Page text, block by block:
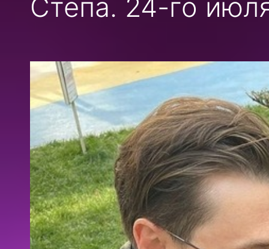
Стёпа. 24-го